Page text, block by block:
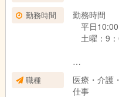
勤務時間
勤務時間
平日
土曜：9
パート・
す。
職種
医療・介護
仕事